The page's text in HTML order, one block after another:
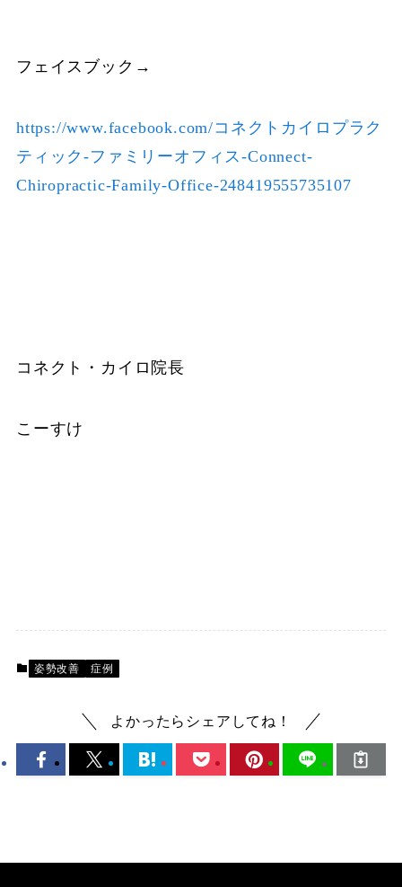
フェイスブック→
https://www.facebook.com/コネクトカイロプラク
ティック-ファミリーオフィス-Connect-
Chiropractic-Family-Office-248419555735107
コネクト・カイロ院長
こーすけ
姿勢改善 症例
よかったらシェアしてね！